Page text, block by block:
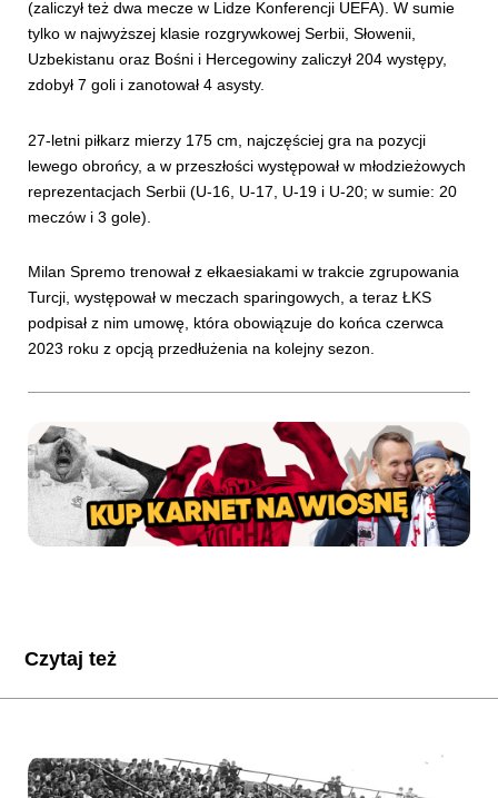
(zaliczył też dwa mecze w Lidze Konferencji UEFA). W sumie
tylko w najwyższej klasie rozgrywkowej Serbii, Słowenii,
Uzbekistanu oraz Bośni i Hercegowiny zaliczył 204 występy,
zdobył 7 goli i zanotował 4 asysty.
27-letni piłkarz mierzy 175 cm, najczęściej gra na pozycji
lewego obrońcy, a w przeszłości występował w młodzieżowych
reprezentacjach Serbii (U-16, U-17, U-19 i U-20; w sumie: 20
meczów i 3 gole).
Milan Spremo trenował z ełkaesiakami w trakcie zgrupowania
Turcji, występował w meczach sparingowych, a teraz ŁKS
podpisał z nim umowę, która obowiązuje do końca czerwca
2023 roku z opcją przedłużenia na kolejny sezon.
Czytaj też